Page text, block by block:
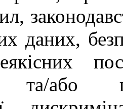
даних,
та/або